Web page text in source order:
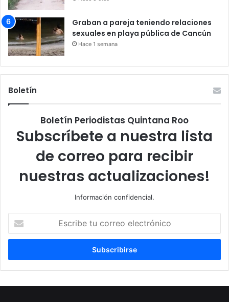
Graban a pareja teniendo relaciones
sexuales en playa pública de Cancún
Hace 1 semana
Boletín
Boletín Periodistas Quintana Roo
Subscríbete a nuestra lista
de correo para recibir
nuestras actualizaciones!
Información confidencial.
correo